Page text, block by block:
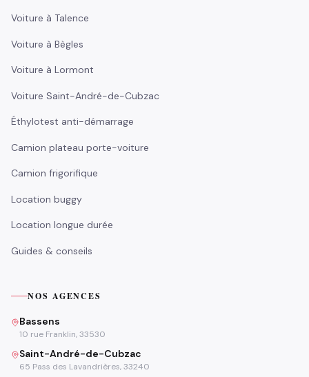
Voiture à Talence
Voiture à Bègles
Voiture à Lormont
Voiture Saint-André-de-Cubzac
Éthylotest anti-démarrage
Camion plateau porte-voiture
Camion frigorifique
Location buggy
Location longue durée
Guides & conseils
NOS AGENCES
Bassens
10 rue Franklin, 33530
Saint-André-de-Cubzac
65 Pass des Lavandrières, 33240